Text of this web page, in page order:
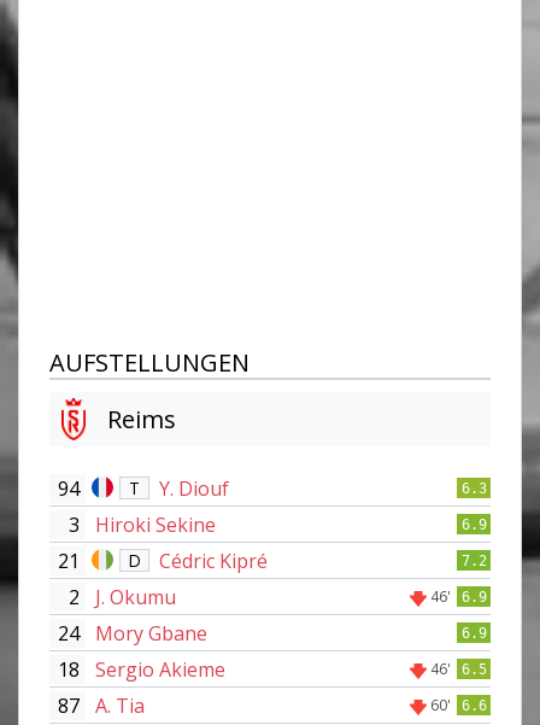
AUFSTELLUNGEN
Reims
94 T Y. Diouf 6.3
3 Hiroki Sekine 6.9
21 D Cédric Kipré 7.2
2 J. Okumu 46' 6.9
24 Mory Gbane 6.9
18 Sergio Akieme 46' 6.5
87 A. Tia 60' 6.6